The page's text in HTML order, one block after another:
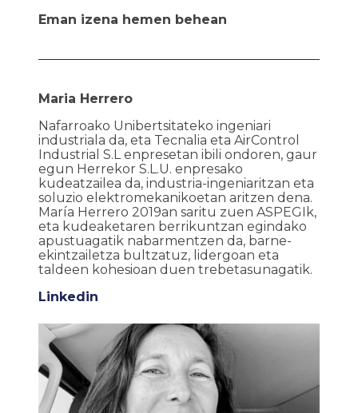
Eman izena hemen behean
Maria Herrero
Nafarroako Unibertsitateko ingeniari
industriala da, eta Tecnalia eta AirControl
Industrial S.L enpresetan ibili ondoren, gaur
egun Herrekor S.L.U. enpresako
kudeatzailea da, industria-ingeniaritzan eta
soluzio elektromekanikoetan aritzen dena.
María Herrero 2019an saritu zuen ASPEGIk,
eta kudeaketaren berrikuntzan egindako
apustuagatik nabarmentzen da, barne-
ekintzailetza bultzatuz, lidergoan eta
taldeen kohesioan duen trebetasunagatik.
Linkedin